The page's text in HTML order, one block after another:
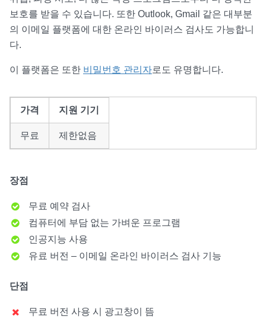
보호를 받을 수 있습니다. 또한 Outlook, Gmail 같은 대부분
의 이메일 플랫폼에 대한 온라인 바이러스 검사도 가능합니
다.
이 플랫폼은 또한 비밀번호 관리자로도 유명합니다.
가격 지원 기기
무료 제한없음
장점
무료 예약 검사
컴퓨터에 부담 없는 가벼운 프로그램
인공지능 사용
유료 버전 – 이메일 온라인 바이러스 검사 기능
단점
무료 버전 사용 시 광고창이 뜸